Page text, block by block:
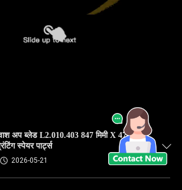
अप ब्लेड L2.010.403 847 मिमी X 47 मिमी X
स्पेयर पार्ट्स
2026-05-21